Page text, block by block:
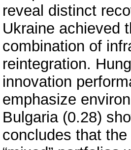
reveal distinct
Ukraine achieved
combination of
reintegration.
innovation
emphasize
Bulgaria (0.28)
concludes that